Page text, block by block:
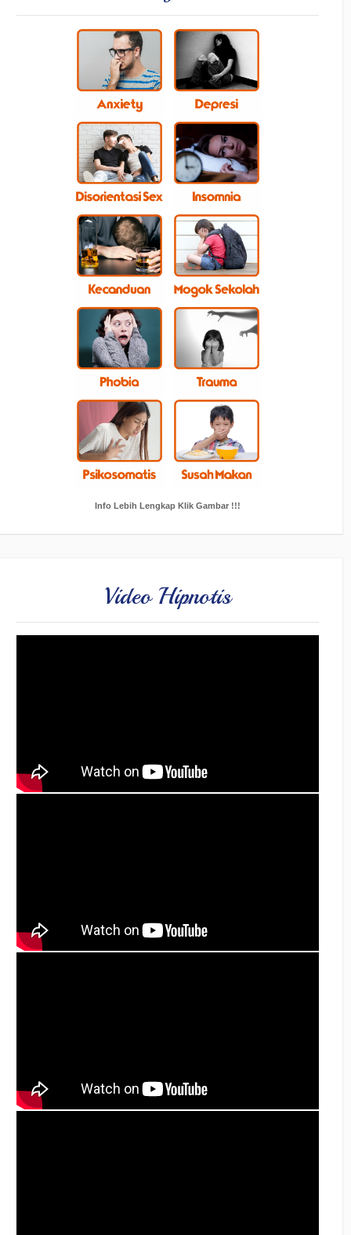
Info Lebih Lengkap Klik Gambar !!!
Video Hipnotis